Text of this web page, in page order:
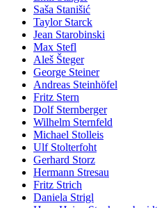
Saša Stanišić
Taylor Starck
Jean Starobinski
Max Stefl
Aleš Šteger
George Steiner
Andreas Steinhöfel
Fritz Stern
Dolf Sternberger
Wilhelm Sternfeld
Michael Stolleis
Ulf Stolterfoht
Gerhard Storz
Hermann Stresau
Fritz Strich
Daniela Strigl